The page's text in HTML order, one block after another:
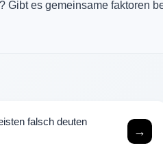
Gibt es gemeinsame faktoren
falsch deuten
→